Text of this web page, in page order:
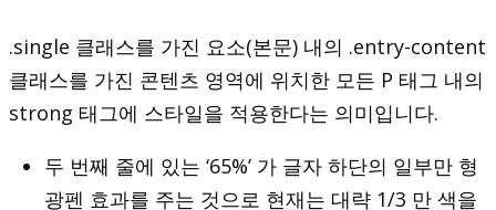
.single 클래스를 가진 요소(본문) 내의 .entry-content
클래스를 가진 콘텐츠 영역에 위치한 모든 P 태그 내의
strong 태그에 스타일을 적용한다는 의미입니다.
두 번째 줄에 있는 ‘65%’ 가 글자 하단의 일부만 형
광펜 효과를 주는 것으로 현재는 대략 1/3 만 색을